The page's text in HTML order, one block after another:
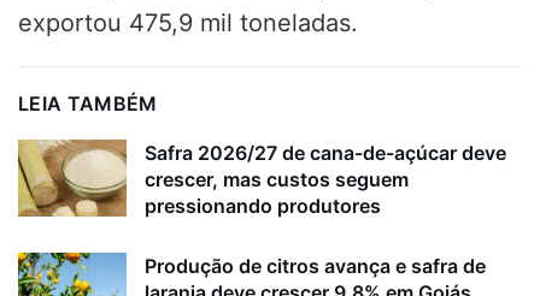
exportou 475,9 mil toneladas.
LEIA TAMBÉM
Safra 2026/27 de cana-de-açúcar deve
crescer, mas custos seguem
pressionando produtores
Produção de citros avança e safra de